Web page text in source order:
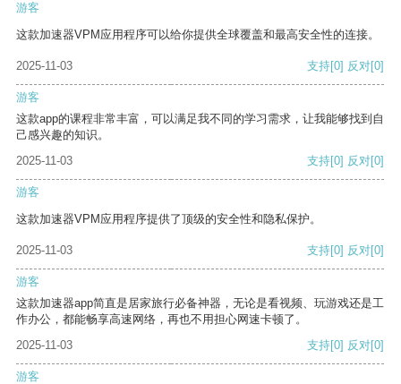
游客
这款加速器VPM应用程序可以给你提供全球覆盖和最高安全性的连接。
2025-11-03 支持[0] 反对[0]
游客
这款app的课程非常丰富，可以满足我不同的学习需求，让我能够找到自
己感兴趣的知识。
2025-11-03
支持[0] 反对[0]
游客
这款加速器VPM应用程序提供了顶级的安全性和隐私保护。
2025-11-03 支持[0] 反对[0]
游客
这款加速器app简直是居家旅行必备神器，无论是看视频、玩游戏还是工
作办公，都能畅享高速网络，再也不用担心网速卡顿了。
2025-11-03
支持[0] 反对[0]
游客